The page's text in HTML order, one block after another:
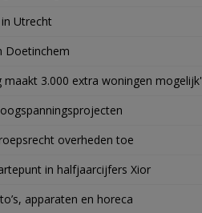
Utrecht
Doetinchem
3.000 extra woningen mogelijk'
overheden toe
in halfjaarcijfers Xior
apparaten en horeca